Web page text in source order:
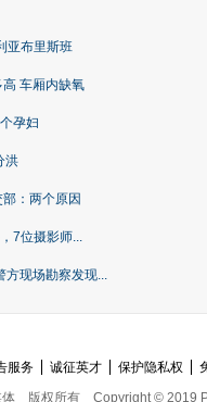
亚布里斯班
车厢内缺氧
孕妇
洪
：两个原因
7位摄影师...
方现场勘察发现...
服务 诚征英才 保护隐私权
版权所有 Copyright © 2019